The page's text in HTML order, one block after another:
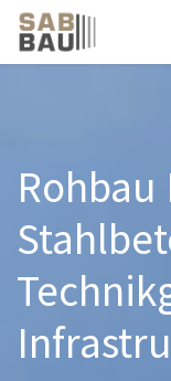
Zum Inhalt springen